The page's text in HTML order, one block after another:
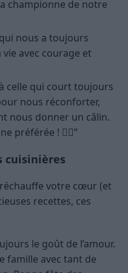
championne de notre
nous a toujours
avec courage et
celle qui court toujours
nous réconforter,
nous donner un câlin.
préférée ! 🏃‍♀️”
cuisinières
votre cœur (et
recettes, ces
le goût de l’amour.
famille avec tant de